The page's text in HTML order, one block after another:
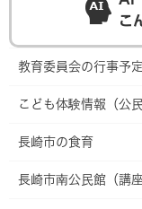
こ
教育委員会の行事予定
こども体験情報（公民
長崎市の食育
長崎市南公民館（講座